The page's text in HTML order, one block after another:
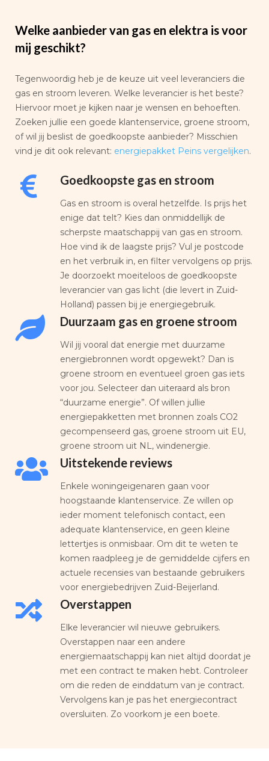
Welke aanbieder van gas en elektra is voor
mij geschikt?
Tegenwoordig heb je de keuze uit veel leveranciers die
gas en stroom leveren. Welke leverancier is het beste?
Hiervoor moet je kijken naar je wensen en behoeften.
Zoeken jullie een goede klantenservice, groene stroom,
of wil jij beslist de goedkoopste aanbieder? Misschien
vind je dit ook relevant: energiepakket Peins vergelijken.
Goedkoopste gas en stroom
Gas en stroom is overal hetzelfde. Is prijs het
enige dat telt? Kies dan onmiddellijk de
scherpste maatschappij van gas en stroom.
Hoe vind ik de laagste prijs? Vul je postcode
en het verbruik in, en filter vervolgens op prijs.
Je doorzoekt moeiteloos de goedkoopste
leverancier van gas licht (die levert in Zuid-
Holland) passen bij je energiegebruik.
Duurzaam gas en groene stroom
Wil jij vooral dat energie met duurzame
energiebronnen wordt opgewekt? Dan is
groene stroom en eventueel groen gas iets
voor jou. Selecteer dan uiteraard als bron
“duurzame energie”. Of willen jullie
energiepakketten met bronnen zoals CO2
gecompenseerd gas, groene stroom uit EU,
groene stroom uit NL, windenergie.
Uitstekende reviews
Enkele woningeigenaren gaan voor
hoogstaande klantenservice. Ze willen op
ieder moment telefonisch contact, een
adequate klantenservice, en geen kleine
lettertjes is onmisbaar. Om dit te weten te
komen raadpleeg je de gemiddelde cijfers en
actuele recensies van bestaande gebruikers
voor energiebedrijven Zuid-Beijerland.
Overstappen
Elke leverancier wil nieuwe gebruikers.
Overstappen naar een andere
energiemaatschappij kan niet altijd doordat je
met een contract te maken hebt. Controleer
om die reden de einddatum van je contract.
Vervolgens kan je pas het energiecontract
oversluiten. Zo voorkom je een boete.